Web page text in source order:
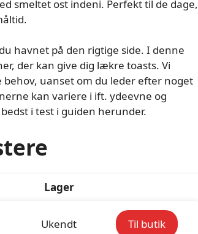
smeltet ost indeni. Perfekt til de dage,
havnet på den rigtige side. I denne
der kan give dig lækre toasts. Vi
uanset om du leder efter noget
kan variere i ift. ydeevne og
i test i guiden herunder.
Lager
Ukendt Til butik